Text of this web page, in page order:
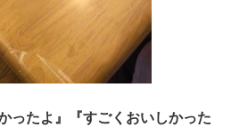
ったよ』『すごくおいしかった